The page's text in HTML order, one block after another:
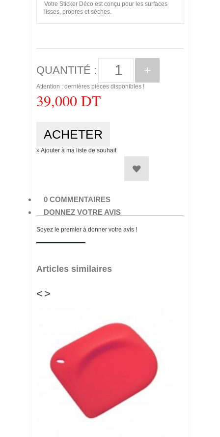
Votre Sticker Déco est conçu pour les surfaces
lisses, propres et sèches.
QUANTITÉ : +
Attention : dernières pièces disponibles !
39,000 DT
» Ajouter à ma liste de souhait
0 COMMENTAIRES
DONNEZ VOTRE AVIS
Soyez le premier à donner votre avis !
Articles similaires
< >